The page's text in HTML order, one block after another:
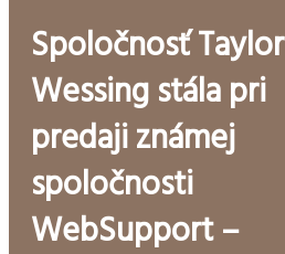
Spoločnosť Taylor
Wessing stála pri
predaji známej
spoločnosti
WebSupport –